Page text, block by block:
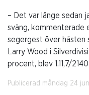
– Det var länge sedan
sväng, kommenterade
segergest över hästen
Larry Wood i
procent, blev 1.11,7/
Publicerad måndag 24